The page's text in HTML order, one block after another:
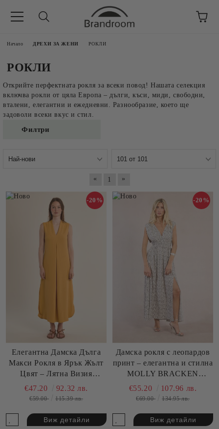
Начало ДРЕХИ ЗА ЖЕНИ РОКЛИ
РОКЛИ
Открийте перфектната рокля за всеки повод! Нашата селекция
включва рокли от цяла Европа – дълги, къси, миди, свободни,
вталени, елегантни и ежедневни. Разнообразие, което ще
задоволи всеки вкус и стил.
Филтри
« 1 »
Елегантна Дамска Дълга
Макси Рокля в Ярък Жълт
Цвят – Лятна Визия
MOLLY BRACKEN
(SKU)G971EE
-20%
€47.20 92.32 лв.
€59.00 115.39 лв.
Виж детайли
Дамска рокля с леопардов
принт – елегантна и стилна
MOLLY BRACKEN
N301EE
-20%
€55.20 107.96 лв.
€69.00 134.95 лв.
Виж детайли